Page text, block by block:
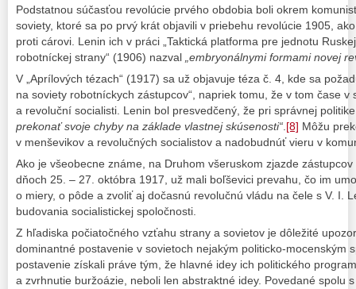
Podstatnou súčasťou revolúcie prvého obdobia boli okrem
soviety, ktoré sa po prvý krát objavili v priebehu revolúcie 1905,
proti cárovi. Lenin ich v práci „Taktická platforma pre jednotu
robotníckej strany“ (1906) nazval „embryonálnymi formami novej
V „Aprílových tézach“ (1917) sa už objavuje téza č. 4, kde sa
na soviety robotníckych zástupcov“, napriek tomu, že v tom čase v
a revoluční socialisti. Lenin bol presvedčený, že pri správnej
prekonať svoje chyby na základe vlastnej skúsenosti“ [8] Môžu
v menševikov a revolučných socialistov a nadobudnúť vieru v
Ako je všeobecne známe, na Druhom všeruskom zjazde
dňoch 25. – 27. októbra 1917, už mali boľševici prevahu, čo im
o miery, o pôde a zvoliť aj dočasnú revolučnú vládu na čele s V. I.
budovania socialistickej spoločnosti.
Z hľadiska počiatočného vzťahu strany a sovietov je dôležité
dominantné postavenie v sovietoch nejakým politicko-mocenským
postavenie získali práve tým, že hlavné idey ich politického
a zvrhnutie buržoázie, neboli len abstraktné idey. Povedané spolu